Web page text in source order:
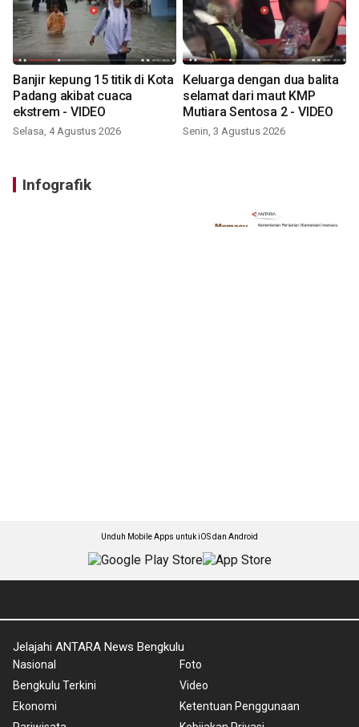
Banjir kepung 15 titik di Kota
Padang akibat cuaca
ekstrem - VIDEO
Selasa, 4 Agustus 2026
Keluarga dengan dua balita
selamat dari maut KMP
Mutiara Sentosa 2 - VIDEO
Senin, 3 Agustus 2026
Infografik
Unduh Mobile Apps untuk iOS dan Android
Jelajahi ANTARA News Bengkulu
Nasional
Bengkulu Terkini
Ekonomi
Foto
Video
Ketentuan Penggunaan